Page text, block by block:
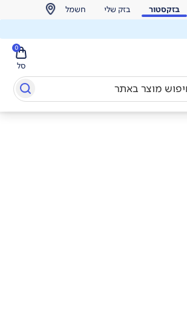
בזקסטור בזק שלי חשמל
סל
0